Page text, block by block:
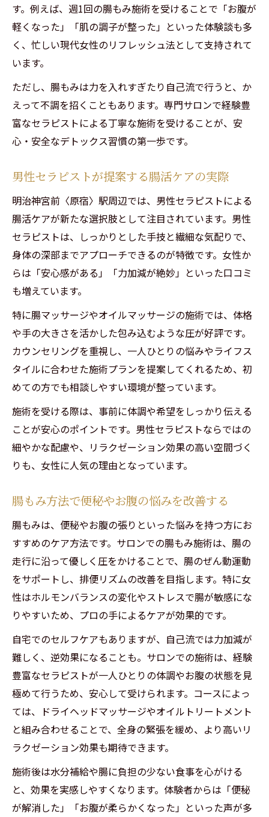
す。例えば、週1回の腸もみ施術を受けることで「お腹が
軽くなった」「肌の調子が整った」といった体験談も多
く、忙しい現代女性のリフレッシュ法として支持されて
います。
ただし、腸もみは力を入れすぎたり自己流で行うと、か
えって不調を招くこともあります。専門サロンで経験豊
富なセラピストによる丁寧な施術を受けることが、安
心・安全なデトックス習慣の第一歩です。
男性セラピストが提案する腸活ケアの実際
明治神宮前〈原宿〉駅周辺では、男性セラピストによる
腸活ケアが新たな選択肢として注目されています。男性
セラピストは、しっかりとした手技と繊細な気配りで、
身体の深部までアプローチできるのが特徴です。女性か
らは「安心感がある」「力加減が絶妙」といった口コミ
も増えています。
特に腸マッサージやオイルマッサージの施術では、体格
や手の大きさを活かした包み込むような圧が好評です。
カウンセリングを重視し、一人ひとりの悩みやライフス
タイルに合わせた施術プランを提案してくれるため、初
めての方でも相談しやすい環境が整っています。
施術を受ける際は、事前に体調や希望をしっかり伝える
ことが安心のポイントです。男性セラピストならではの
細やかな配慮や、リラクゼーション効果の高い空間づく
りも、女性に人気の理由となっています。
腸もみ方法で便秘やお腹の悩みを改善する
腸もみは、便秘やお腹の張りといった悩みを持つ方にお
すすめのケア方法です。サロンでの腸もみ施術は、腸の
走行に沿って優しく圧をかけることで、腸のぜん動運動
をサポートし、排便リズムの改善を目指します。特に女
性はホルモンバランスの変化やストレスで腸が敏感にな
りやすいため、プロの手によるケアが効果的です。
自宅でのセルフケアもありますが、自己流では力加減が
難しく、逆効果になることも。サロンでの施術は、経験
豊富なセラピストが一人ひとりの体調やお腹の状態を見
極めて行うため、安心して受けられます。コースによっ
ては、ドライヘッドマッサージやオイルトリートメント
と組み合わせることで、全身の緊張を緩め、より高いリ
ラクゼーション効果も期待できます。
施術後は水分補給や腸に負担の少ない食事を心がける
と、効果を実感しやすくなります。体験者からは「便秘
が解消した」「お腹が柔らかくなった」といった声が多